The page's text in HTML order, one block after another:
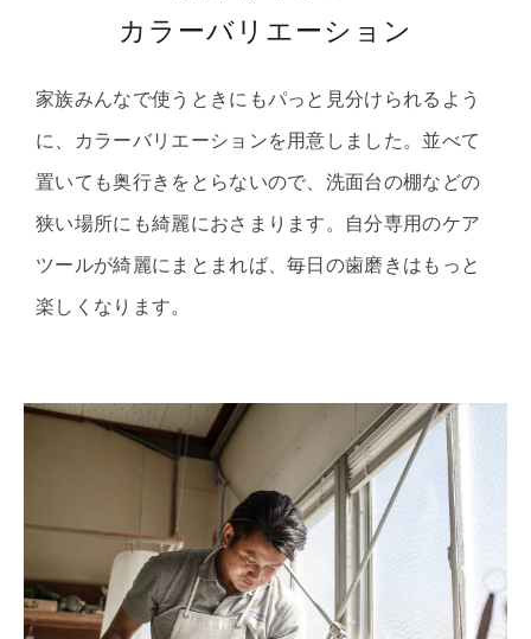
カラーバリエーション
家族みんなで使うときにもパっと見分けられるよう
に、カラーバリエーションを用意しました。並べて
置いても奥行きをとらないので、洗面台の棚などの
狭い場所にも綺麗におさまります。自分専用のケア
ツールが綺麗にまとまれば、毎日の歯磨きはもっと
楽しくなります。